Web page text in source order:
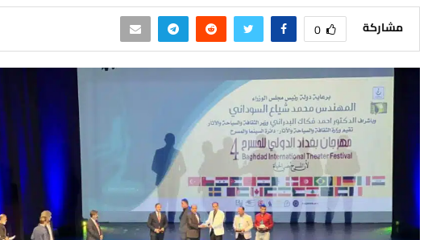
مشاركة 0